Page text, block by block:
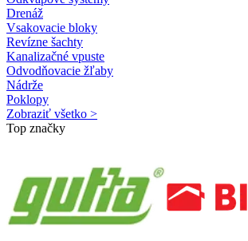
Drenáž
Vsakovacie bloky
Revízne šachty
Kanalizačné vpuste
Odvodňovacie žľaby
Nádrže
Poklopy
Zobraziť všetko >
Top značky